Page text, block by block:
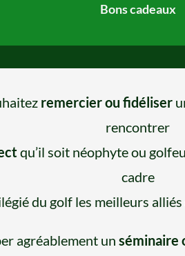
Bons cadeaux
remercier ou fidéliser
rencontrer
qu’il soit néophyte ou
cadre
du golf les meilleurs
agréablement unséminaire